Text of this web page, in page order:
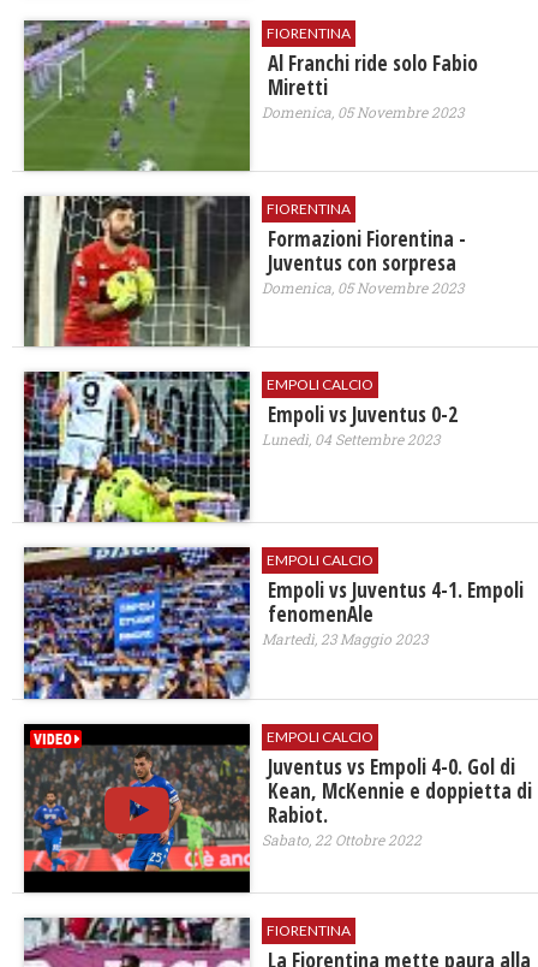
FIORENTINA
Al Franchi ride solo Fabio
Miretti
Domenica, 05 Novembre 2023
FIORENTINA
Formazioni Fiorentina -
Juventus con sorpresa
Domenica, 05 Novembre 2023
EMPOLI CALCIO
Empoli vs Juventus 0-2
Lunedì, 04 Settembre 2023
EMPOLI CALCIO
Empoli vs Juventus 4-1. Empoli
fenomenAle
Martedì, 23 Maggio 2023
EMPOLI CALCIO
Juventus vs Empoli 4-0. Gol di
Kean, McKennie e doppietta di
Rabiot.
Sabato, 22 Ottobre 2022
FIORENTINA
La Fiorentina mette paura alla